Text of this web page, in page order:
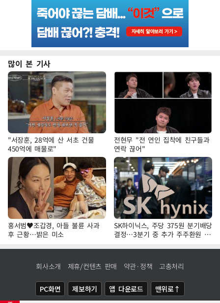
많이 본 기사
"서장훈, 28억에 산 서초 건물
450억에 매물로"
전현무 "전 연인 집착에 친구들과
연락 끊어"
홍서범♥조갑경, 아들 불륜 사과
후 근황…밝은 미소
SK하이닉스, 주당 375원 분기배당
결정…3분기 중 추가 주주환원 발
표
회사소개 제휴/컨텐츠 판매 약관·정책 고충처리
PC화면 제보하기 앱 다운로드 맨위로↑